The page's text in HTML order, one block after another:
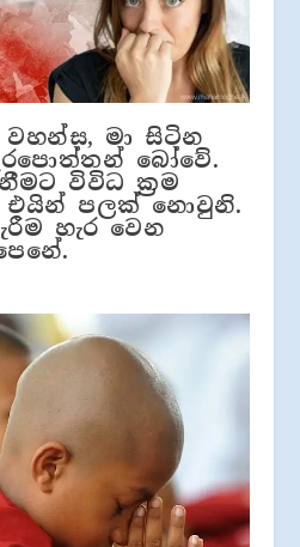
මා සිටින
බෝවේ.
විවිධ ක්‍රම
එයින් පලක් නොවුනි.
හැර වෙන